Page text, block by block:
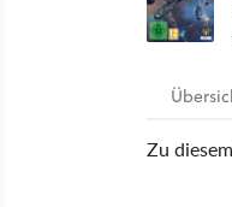
Zu